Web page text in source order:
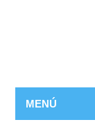
MENÚ